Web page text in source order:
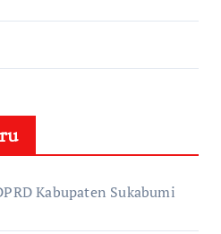
Kabupaten Sukabumi